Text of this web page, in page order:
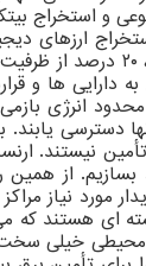
و استخراج
ارزهای
مزایده ای که الان در حال انجام می باشد، توسط
ها و
انرژی
دسترسی یابند.
نیستند.
مورد نیاز
ای هستند
محیطی خیلی